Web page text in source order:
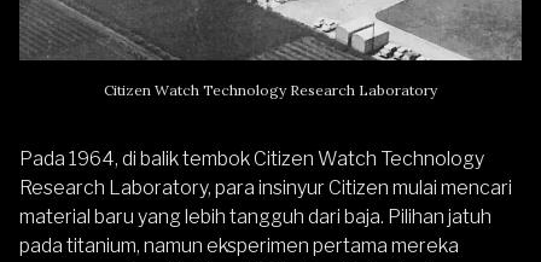
Citizen Watch Technology Research Laboratory
Pada 1964, di balik tembok Citizen Watch Technology
Research Laboratory, para insinyur Citizen mulai mencari
material baru yang lebih tangguh dari baja. Pilihan jatuh
pada titanium, namun eksperimen pertama mereka